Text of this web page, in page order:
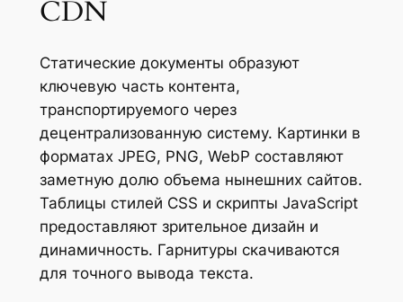
CDN
Статические документы образуют
ключевую часть контента,
транспортируемого через
децентрализованную систему. Картинки в
форматах JPEG, PNG, WebP составляют
заметную долю объема нынешних сайтов.
Таблицы стилей CSS и скрипты JavaScript
предоставляют зрительное дизайн и
динамичность. Гарнитуры скачиваются
для точного вывода текста.